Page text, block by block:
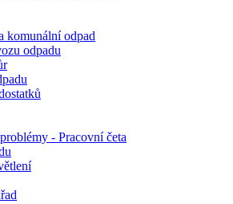
komunální odpad
odpadu
- Pracovní četa